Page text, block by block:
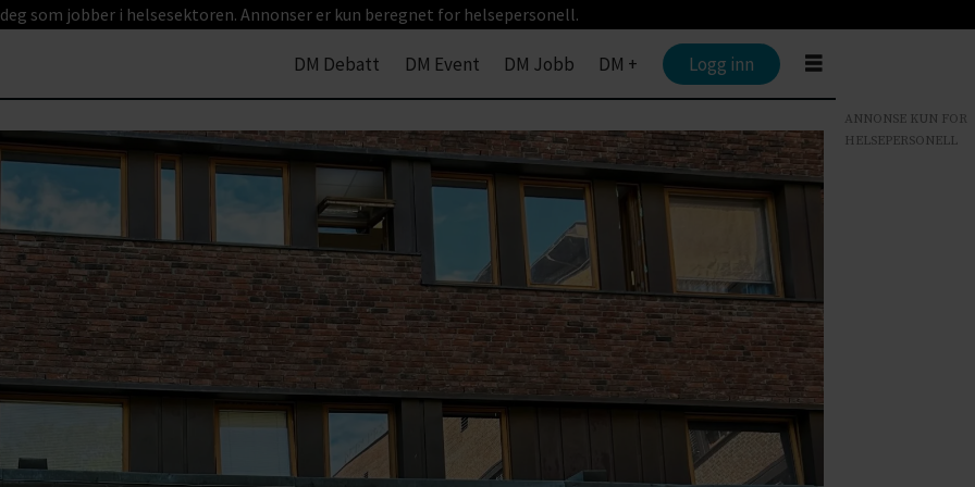
som jobber i helsesektoren. Annonser er kun beregnet for helsepersonell.
DM Debatt DM Event DM Jobb DM + Logg inn
ANNONSE KUN FOR
HELSEPERSONELL